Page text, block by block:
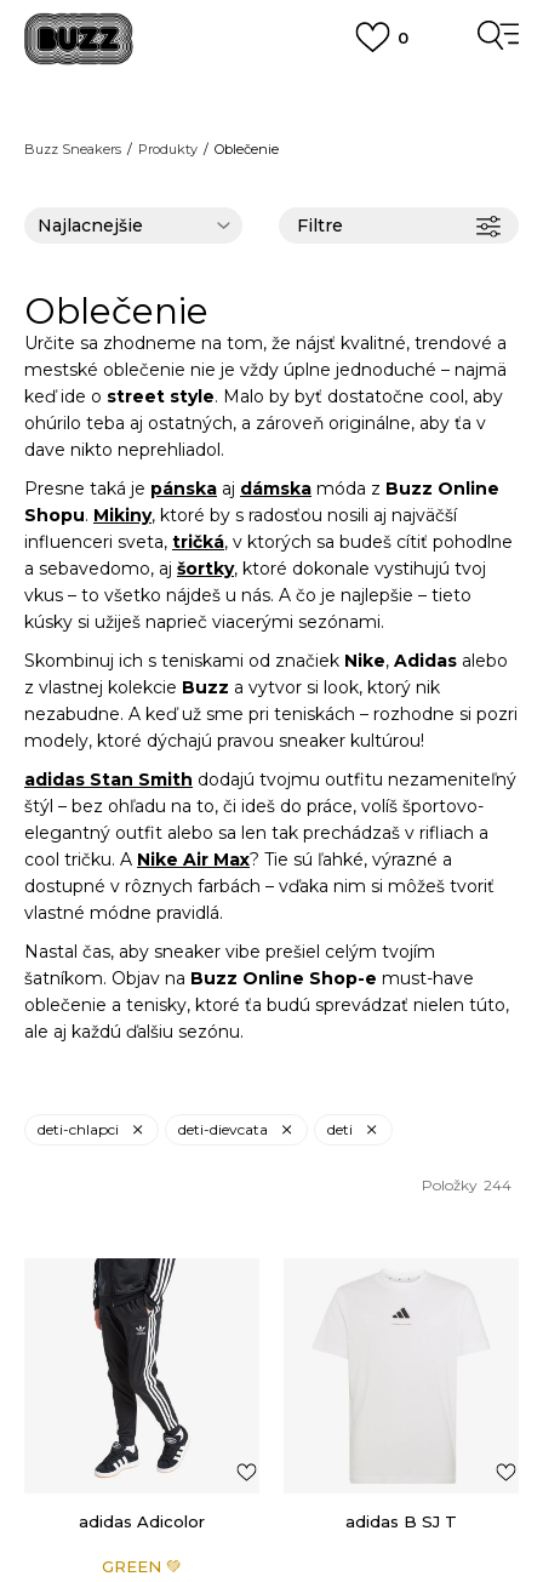
0
Buzz Sneakers Produkty Oblečenie
Filtre
Oblečenie
Určite sa zhodneme na tom, že nájsť kvalitné, trendové a
mestské oblečenie nie je vždy úplne jednoduché – najmä
keď ide o street style. Malo by byť dostatočne cool, aby
ohúrilo teba aj ostatných, a zároveň originálne, aby ťa v
dave nikto neprehliadol.
Presne taká je pánska aj dámska móda z Buzz Online
Shopu. Mikiny, ktoré by s radosťou nosili aj najväčší
influenceri sveta, tričká, v ktorých sa budeš cítiť pohodlne
a sebavedomo, aj šortky, ktoré dokonale vystihujú tvoj
vkus – to všetko nájdeš u nás. A čo je najlepšie – tieto
kúsky si užiješ naprieč viacerými sezónami.
Skombinuj ich s teniskami od značiek Nike, Adidas alebo
z vlastnej kolekcie Buzz a vytvor si look, ktorý nik
nezabudne. A keď už sme pri teniskách – rozhodne si pozri
modely, ktoré dýchajú pravou sneaker kultúrou!
adidas Stan Smith dodajú tvojmu outfitu nezameniteľný
štýl – bez ohľadu na to, či ideš do práce, volíš športovo-
elegantný outfit alebo sa len tak prechádzaš v rifliach a
cool tričku. A Nike Air Max? Tie sú ľahké, výrazné a
dostupné v rôznych farbách – vďaka nim si môžeš tvoriť
vlastné módne pravidlá.
Nastal čas, aby sneaker vibe prešiel celým tvojím
šatníkom. Objav na Buzz Online Shop-e must-have
oblečenie a tenisky, ktoré ťa budú sprevádzať nielen túto,
ale aj každú ďalšiu sezónu.
deti-chlapci deti-dievcata deti
244
Položky
adidas Adicolor
GREEN 💚
adidas B SJ T